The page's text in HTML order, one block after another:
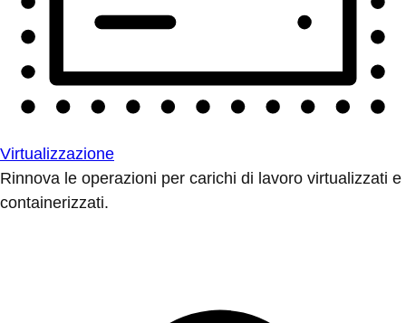
Virtualizzazione
Rinnova le operazioni per carichi di lavoro virtualizzati e
containerizzati.